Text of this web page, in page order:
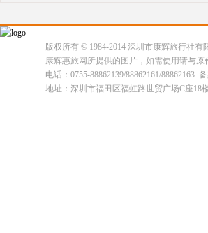
版权所有 © 1984-2014 深圳市康辉旅行社
康辉惠旅网所提供的图片，如需使用请与
电话：0755-88862139/88862161/88862163
地址：深圳市福田区福虹路世贸广场C座18